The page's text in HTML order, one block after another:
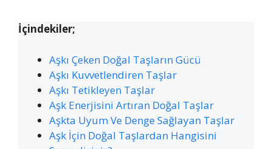
İçindekiler;
Aşkı Çeken Doğal Taşların Gücü
Aşkı Kuvvetlendiren Taşlar
Aşkı Tetikleyen Taşlar
Aşk Enerjisini Artıran Doğal Taşlar
Aşkta Uyum Ve Denge Sağlayan Taşlar
Aşk İçin Doğal Taşlardan Hangisini